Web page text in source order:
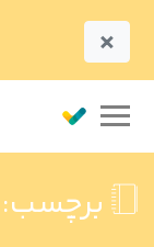
×
برچسب: